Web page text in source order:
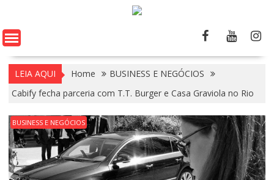
LEIA AQUI Home
BUSINESS E NEGÓCIOS
Cabify fecha parceria com T.T. Burger e Casa Graviola no Rio
BUSINESS E NEGÓCIOS